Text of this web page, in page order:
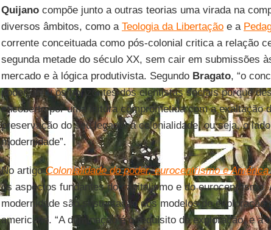
Quijanocompõe junto a outras teorias uma virada na
diversos âmbitos, como a Teologia da Libertaçãoe a
corrente conceituada como pós-colonial critica a relação
segunda metade do século XX, sem cair em submissões
mercado e à lógica produtivista. Segundo Bragato, “o
poder abriu os horizontes dos cientistas sociais porque
encoberto por uma leitura comprometida com a exaltação
preservação do seu legado: a colonialidade, ou seja, o
modernidade”.
No artigoColonialidade do poder, eurocentrismo e América
os aspectos fundantes do capitalismo e do
modernidade são sustentação dos modelos de exploração
americano. “A dominação é o requisito da exploração, e a